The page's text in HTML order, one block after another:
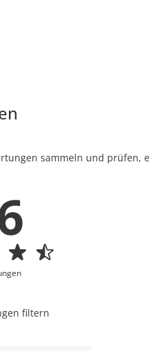
sammeln und
filtern